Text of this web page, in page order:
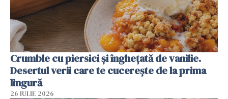
Crumble cu piersici și înghețată de vanilie.
Desertul verii care te cucerește de la prima
lingură
26 IULIE 2026